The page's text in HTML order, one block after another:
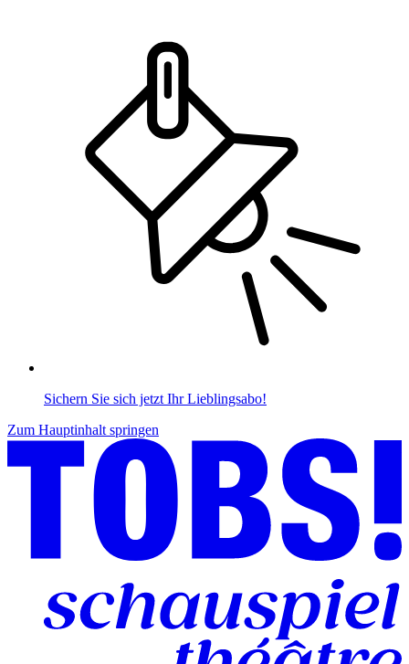
Sichern Sie sich jetzt Ihr Lieblingsabo!
Zum Hauptinhalt springen